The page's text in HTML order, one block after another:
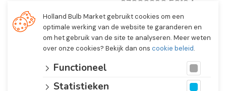
37000830 E0194 -
EBO 505
Holland Bulb Market gebruikt cookies om een
optimale werking van de website te garanderen en
om het gebruik van de site te analyseren. Meer weten
over onze cookies? Bekijk dan ons cookie beleid.
Functioneel
Statistieken